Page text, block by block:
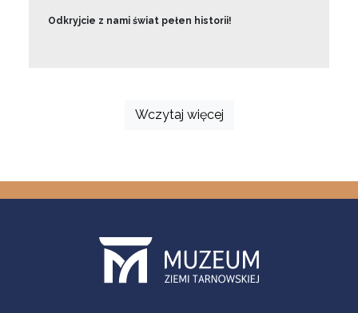
Odkryjcie z nami świat pełen historii!
Wczytaj więcej